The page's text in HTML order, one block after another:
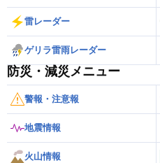
雷レーダー
ゲリラ雷雨レーダー
防災・減災メニュー
警報・注意報
地震情報
火山情報